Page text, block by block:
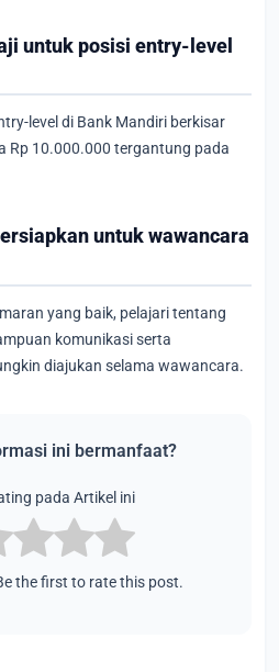
untuk posisi entry-level
level di Bank Mandiri berkisar
Rp 10.000.000 tergantung pada
untuk wawancara
yang baik, pelajari tentang
komunikasi serta
diajukan selama wawancara.
ini bermanfaat?
pada Artikel ini
the first to rate this post.